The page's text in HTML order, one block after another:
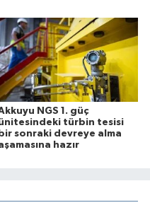
NGS 1. güç
türbin tesisi
bir sonraki devreye alma
hazır